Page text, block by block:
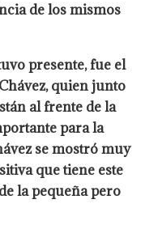
de los mismos
presente, fue el
quien junto
al frente de la
para la
se mostró muy
que tiene este
la pequeña pero